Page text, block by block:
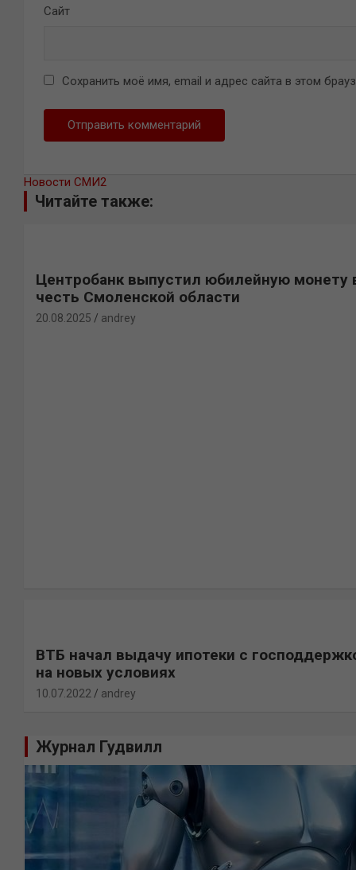
Сайт
Сохранить моё имя, email и адрес сайта в этом
Новости СМИ2
Читайте также:
Центробанк выпустил юбилейную монету
честь Смоленской области
20.08.2025 andrey
ВТБ начал выдачу ипотеки с
на новых условиях
10.07.2022 andrey
Журнал Гудвилл